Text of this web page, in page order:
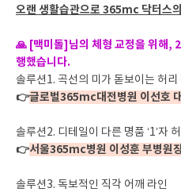
오랜 생활습관으로 365mc 닥터스
🙏 [맥미돌]님의 체형 교정을 위해,
행했습니다.
솔루션1. 곡선의 미가 돋보이는 허리
👉글로벌365mc대전병원 이선호
솔루션2. 디테일이 다른 명품 ‘1’자
👉서울365mc병원 이성훈 부병원
솔루션3. 독보적인 직각 어깨 라인